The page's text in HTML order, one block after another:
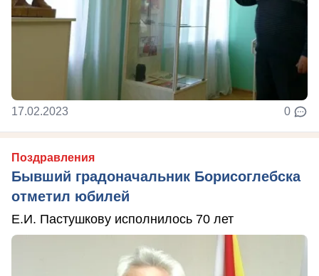
17.02.2023 0
Поздравления
Бывший градоначальник Борисоглебска
отметил юбилей
Е.И. Пастушкову исполнилось 70 лет